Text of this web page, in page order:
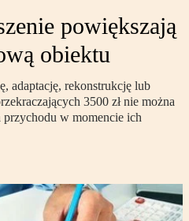
powiększają
obiektu
adaptację, rekonstrukcję lub
3500 zł nie można
w momencie ich